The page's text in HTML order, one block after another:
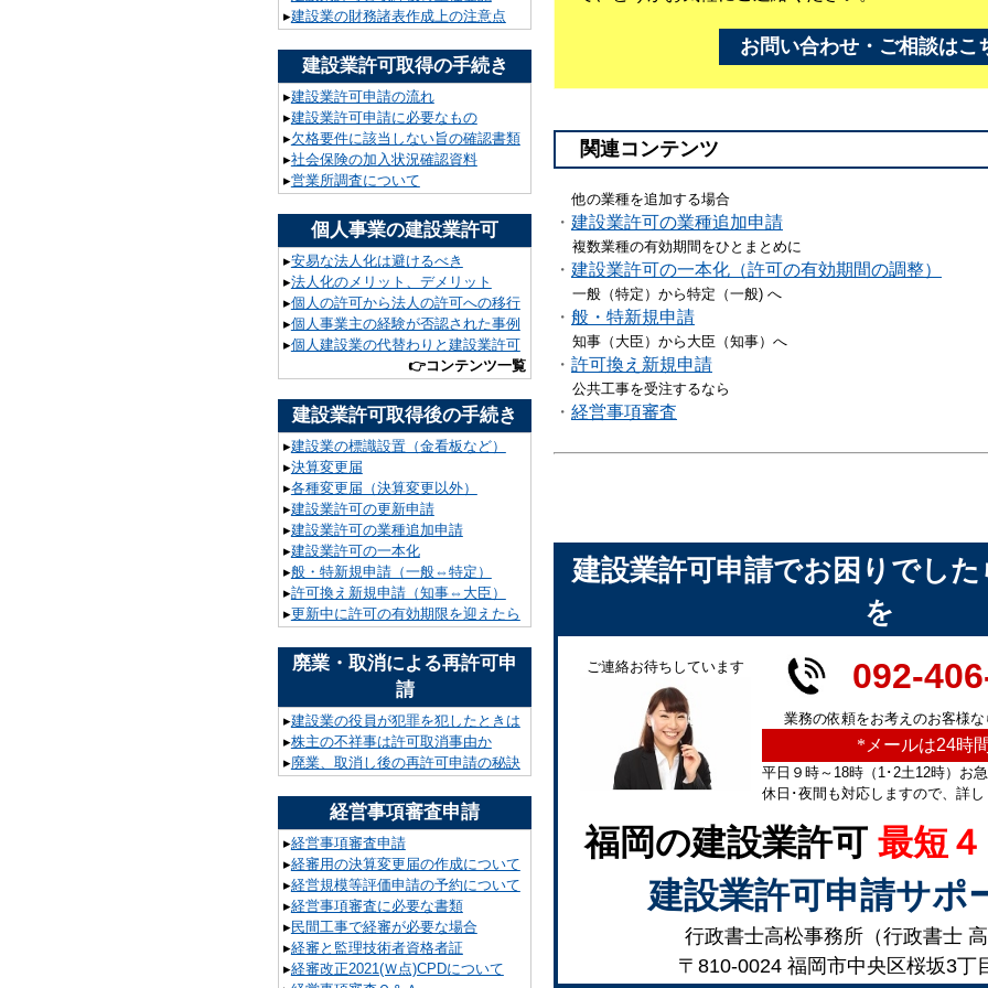
お問い合わせ・ご相談はこ
関連コンテンツ
他の業種を追加する場合
・ 建設業許可の業種追加申請
複数業種の有効期間をひとまとめに
・ 建設業許可の一本化（許可の有効期間の調整）
一般（特定）から特定（一般) へ
・ 般・特新規申請
知事（大臣）から大臣（知事）へ
・ 許可換え新規申請
公共工事を受注するなら
・ 経営事項審査
建設業許可申請でお困りでし
を
ご連絡お待ちしています 092-
業務の依頼をお考えのお客様
* メールは24時
平日９時～18時（1･2土12時）お
休日･夜間も対応しますので、詳
福岡の建設業許可 最短
建設業許可申請サポ
行政書士高松事務所（行政書士
〒810-0024 福岡市中央区桜坂3丁
▸建設業の財務諸表作成上の注意点
建設業許可取得の手続き
▸建設業許可申請の流れ
▸建設業許可申請に必要なもの
▸欠格要件に該当しない旨の確認書類
▸社会保険の加入状況確認資料
▸営業所調査について
個人事業の建設業許可
▸安易な法人化は避けるべき
▸法人化のメリット、デメリット
▸個人の許可から法人の許可への移行
▸個人事業主の経験が否認された事例
▸個人建設業の代替わりと建設業許可
👉コンテンツ一覧
建設業許可取得後の手続き
▸建設業の標識設置（金看板など）
▸決算変更届
▸各種変更届（決算変更以外）
▸建設業許可の更新申請
▸建設業許可の業種追加申請
▸建設業許可の一本化
▸般・特新規申請（一般⇔特定）
▸許可換え新規申請（知事⇔大臣）
▸更新中に許可の有効期限を迎えたら
廃業・取消による再許可申
請
▸建設業の役員が犯罪を犯したときは
▸株主の不祥事は許可取消事由か
▸廃業、取消し後の再許可申請の秘訣
経営事項審査申請
▸経営事項審査申請
▸経審用の決算変更届の作成について
▸経営規模等評価申請の予約について
▸経営事項審査に必要な書類
▸民間工事で経審が必要な場合
▸経審と監理技術者資格者証
▸経審改正2021(Ｗ点)CPDについて